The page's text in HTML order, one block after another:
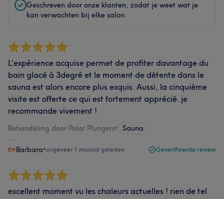
Geschreven door onze klanten, zodat je weet wat je
kan verwachten bij elke salon.
L'expérience acquise permet de profiter davantage du
bain glacé à 3degré et le moment de détente dans le
sauna est alors encore plus exquis. Aussi, la cinquième
visite est offerte ce qui est fortement apprécié. je
recommande vivement !
Behandeling door Polar Plungers• Sauna
Barbara•ongeveer 1 maand geleden Geverifieerde review
excellent moment vu les chaleurs actuelles ! rien de tel